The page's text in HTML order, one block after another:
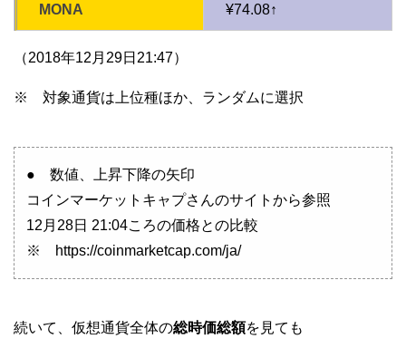
MONA ¥74.08↑
（2018年12月29日21:47）
※ 対象通貨は上位種ほか、ランダムに選択
● 数値、上昇下降の矢印
コインマーケットキャプさんのサイトから参照
12月28日 21:04ころの価格との比較
※ https://coinmarketcap.com/ja/
続いて、仮想通貨全体の総時価総額を見ても